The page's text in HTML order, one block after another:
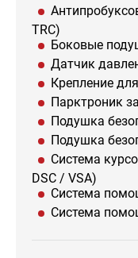
TRC)
Боковые
Датчик
Крепление
Парктроник
Подушка
Подушка
Система
DSC / VSA)
Система
Система